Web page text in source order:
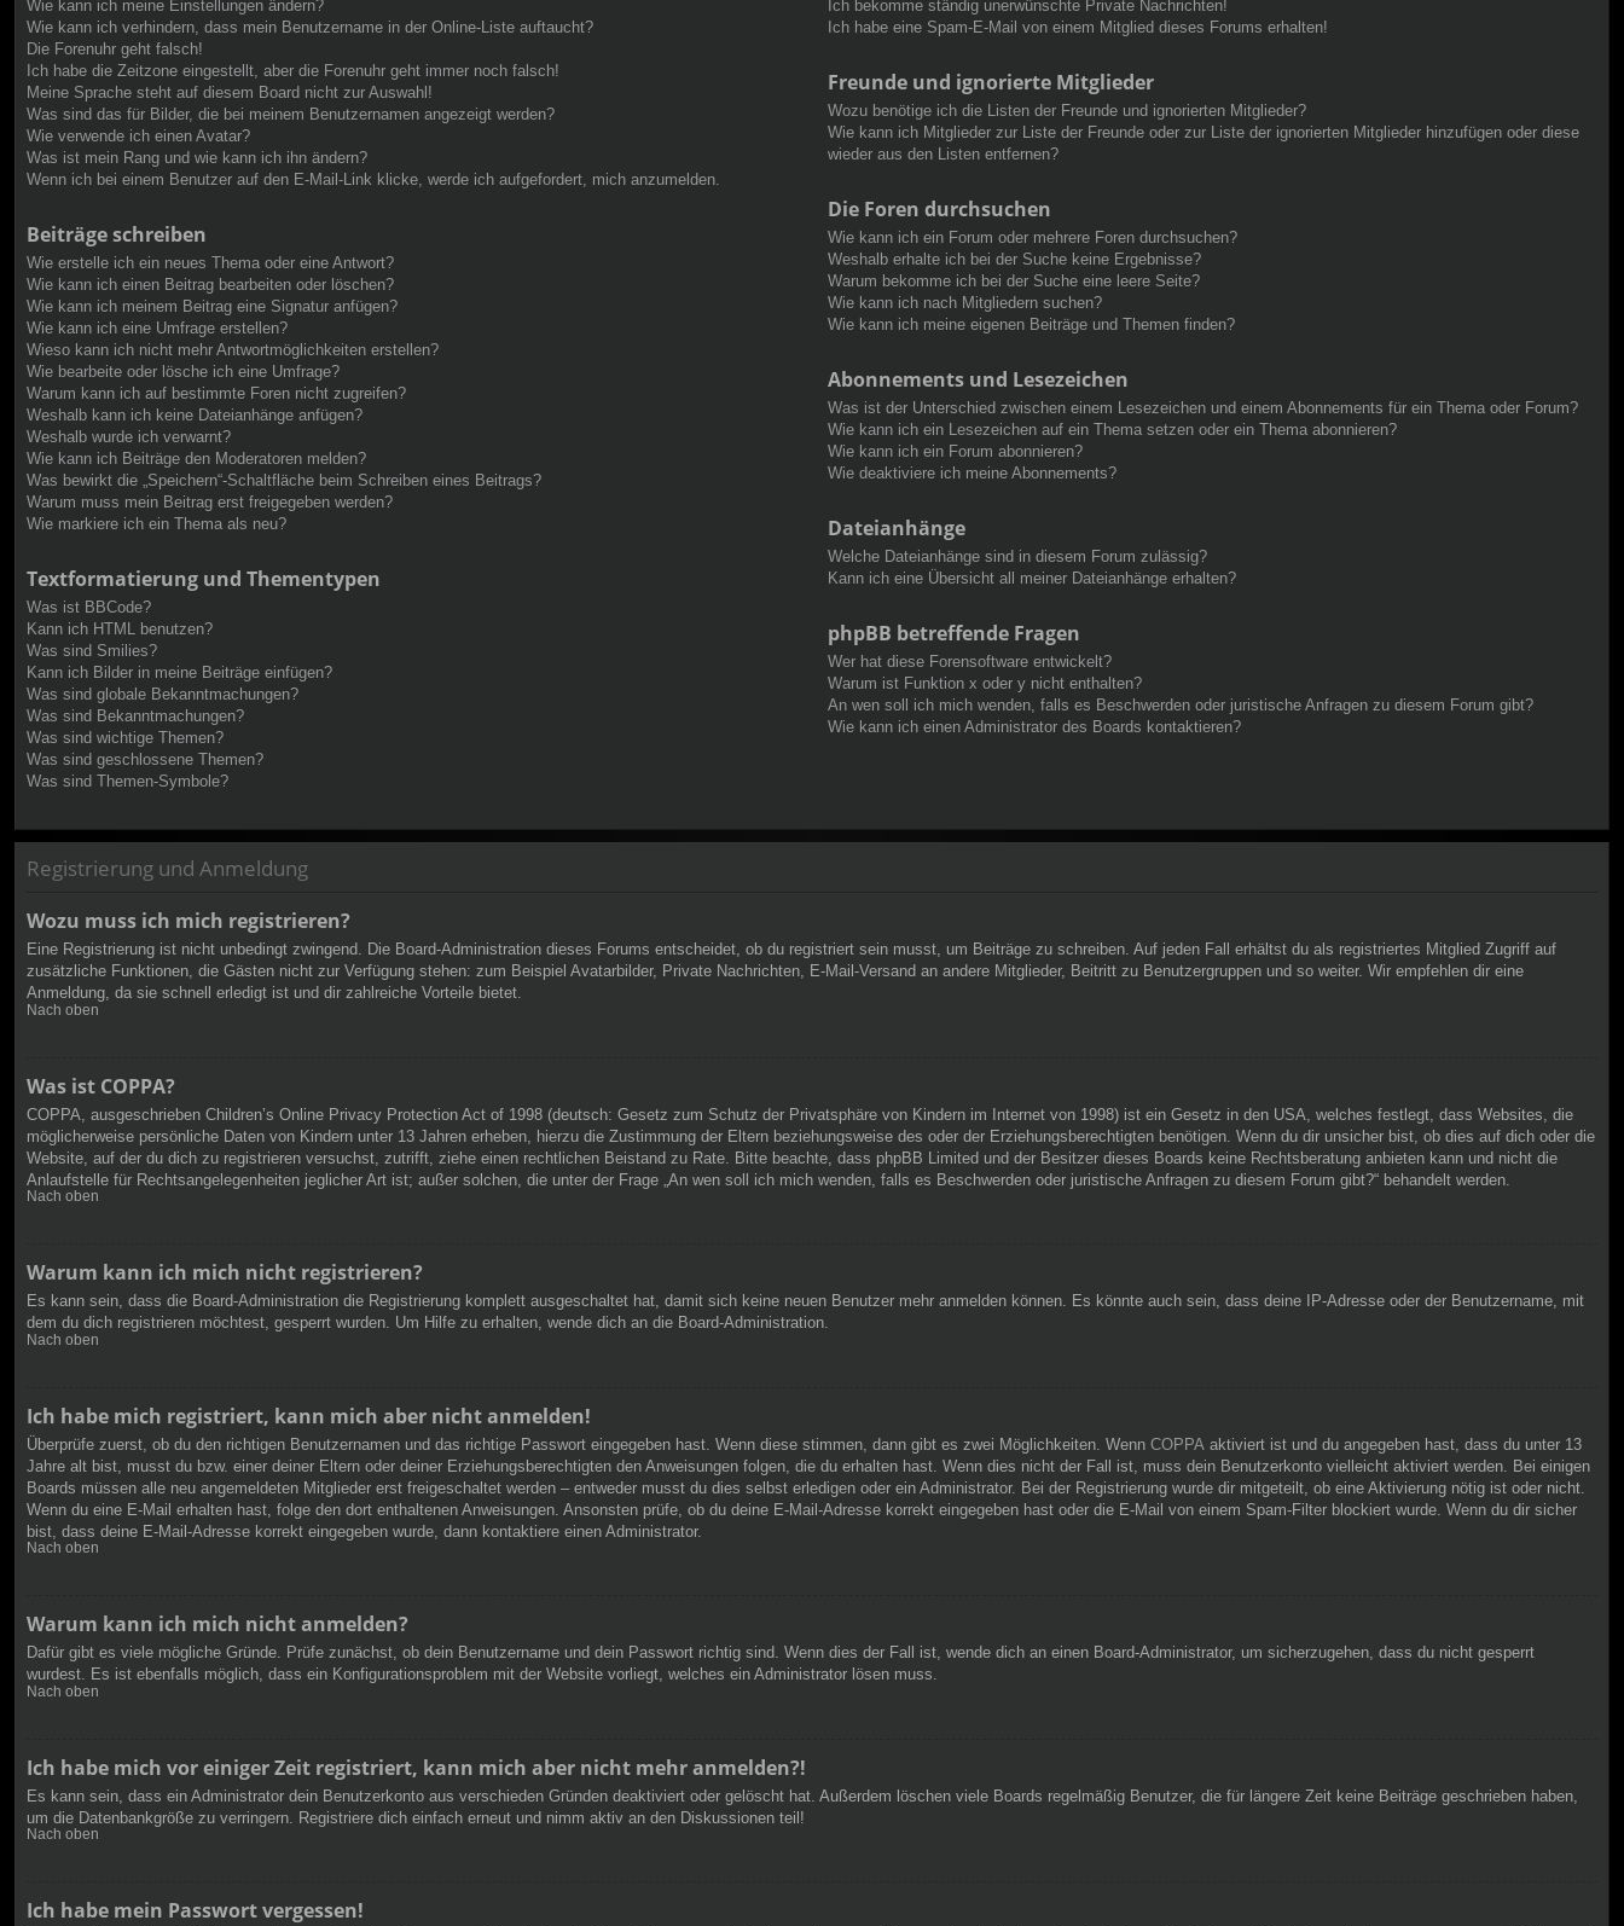
Wie kann ich meine Einstellungen ändern?
Wie kann ich verhindern, dass mein Benutzername in der Online-Liste auftaucht?
Die Forenuhr geht falsch!
Ich habe die Zeitzone eingestellt, aber die Forenuhr geht immer noch falsch!
Meine Sprache steht auf diesem Board nicht zur Auswahl!
Was sind das für Bilder, die bei meinem Benutzernamen angezeigt werden?
Wie verwende ich einen Avatar?
Was ist mein Rang und wie kann ich ihn ändern?
Wenn ich bei einem Benutzer auf den E-Mail-Link klicke, werde ich aufgefordert, mich anzumelden.
Beiträge schreiben
Wie erstelle ich ein neues Thema oder eine Antwort?
Wie kann ich einen Beitrag bearbeiten oder löschen?
Wie kann ich meinem Beitrag eine Signatur anfügen?
Wie kann ich eine Umfrage erstellen?
Wieso kann ich nicht mehr Antwortmöglichkeiten erstellen?
Wie bearbeite oder lösche ich eine Umfrage?
Warum kann ich auf bestimmte Foren nicht zugreifen?
Weshalb kann ich keine Dateianhänge anfügen?
Weshalb wurde ich verwarnt?
Wie kann ich Beiträge den Moderatoren melden?
Was bewirkt die „Speichern“-Schaltfläche beim Schreiben eines Beitrags?
Warum muss mein Beitrag erst freigegeben werden?
Wie markiere ich ein Thema als neu?
Textformatierung und Thementypen
Was ist BBCode?
Kann ich HTML benutzen?
Was sind Smilies?
Kann ich Bilder in meine Beiträge einfügen?
Was sind globale Bekanntmachungen?
Was sind Bekanntmachungen?
Was sind wichtige Themen?
Was sind geschlossene Themen?
Was sind Themen-Symbole?
Ich bekomme ständig unerwünschte Private Nachrichten!
Ich habe eine Spam-E-Mail von einem Mitglied dieses Forums erhalten!
Freunde und ignorierte Mitglieder
Wozu benötige ich die Listen der Freunde und ignorierten Mitglieder?
Wie kann ich Mitglieder zur Liste der Freunde oder zur Liste der ignorierten Mitglieder hinzufügen oder diese
wieder aus den Listen entfernen?
Die Foren durchsuchen
Wie kann ich ein Forum oder mehrere Foren durchsuchen?
Weshalb erhalte ich bei der Suche keine Ergebnisse?
Warum bekomme ich bei der Suche eine leere Seite?
Wie kann ich nach Mitgliedern suchen?
Wie kann ich meine eigenen Beiträge und Themen finden?
Abonnements und Lesezeichen
Was ist der Unterschied zwischen einem Lesezeichen und einem Abonnements für ein Thema oder Forum?
Wie kann ich ein Lesezeichen auf ein Thema setzen oder ein Thema abonnieren?
Wie kann ich ein Forum abonnieren?
Wie deaktiviere ich meine Abonnements?
Dateianhänge
Welche Dateianhänge sind in diesem Forum zulässig?
Kann ich eine Übersicht all meiner Dateianhänge erhalten?
phpBB betreffende Fragen
Wer hat diese Forensoftware entwickelt?
Warum ist Funktion x oder y nicht enthalten?
An wen soll ich mich wenden, falls es Beschwerden oder juristische Anfragen zu diesem Forum gibt?
Wie kann ich einen Administrator des Boards kontaktieren?
Registrierung und Anmeldung
Wozu muss ich mich registrieren?
Eine Registrierung ist nicht unbedingt zwingend. Die Board-Administration dieses Forums entscheidet, ob du registriert sein musst, um Beiträge zu schreiben. Auf jeden Fall erhältst du als registriertes Mitglied Zugriff auf
zusätzliche Funktionen, die Gästen nicht zur Verfügung stehen: zum Beispiel Avatarbilder, Private Nachrichten, E-Mail-Versand an andere Mitglieder, Beitritt zu Benutzergruppen und so weiter. Wir empfehlen dir eine
Anmeldung, da sie schnell erledigt ist und dir zahlreiche Vorteile bietet.
Nach oben
Was ist COPPA?
COPPA, ausgeschrieben Children’s Online Privacy Protection Act of 1998 (deutsch: Gesetz zum Schutz der Privatsphäre von Kindern im Internet von 1998) ist ein Gesetz in den USA, welches festlegt, dass Websites, die
möglicherweise persönliche Daten von Kindern unter 13 Jahren erheben, hierzu die Zustimmung der Eltern beziehungsweise des oder der Erziehungsberechtigten benötigen. Wenn du dir unsicher bist, ob dies auf dich oder die
Website, auf der du dich zu registrieren versuchst, zutrifft, ziehe einen rechtlichen Beistand zu Rate. Bitte beachte, dass phpBB Limited und der Besitzer dieses Boards keine Rechtsberatung anbieten kann und nicht die
Anlaufstelle für Rechtsangelegenheiten jeglicher Art ist; außer solchen, die unter der Frage „An wen soll ich mich wenden, falls es Beschwerden oder juristische Anfragen zu diesem Forum gibt?“ behandelt werden.
Nach oben
Warum kann ich mich nicht registrieren?
Es kann sein, dass die Board-Administration die Registrierung komplett ausgeschaltet hat, damit sich keine neuen Benutzer mehr anmelden können. Es könnte auch sein, dass deine IP-Adresse oder der Benutzername, mit
dem du dich registrieren möchtest, gesperrt wurden. Um Hilfe zu erhalten, wende dich an die Board-Administration.
Nach oben
Ich habe mich registriert, kann mich aber nicht anmelden!
Überprüfe zuerst, ob du den richtigen Benutzernamen und das richtige Passwort eingegeben hast. Wenn diese stimmen, dann gibt es zwei Möglichkeiten. Wenn COPPA aktiviert ist und du angegeben hast, dass du unter 13
Jahre alt bist, musst du bzw. einer deiner Eltern oder deiner Erziehungsberechtigten den Anweisungen folgen, die du erhalten hast. Wenn dies nicht der Fall ist, muss dein Benutzerkonto vielleicht aktiviert werden. Bei einigen
Boards müssen alle neu angemeldeten Mitglieder erst freigeschaltet werden – entweder musst du dies selbst erledigen oder ein Administrator. Bei der Registrierung wurde dir mitgeteilt, ob eine Aktivierung nötig ist oder nicht.
Wenn du eine E-Mail erhalten hast, folge den dort enthaltenen Anweisungen. Ansonsten prüfe, ob du deine E-Mail-Adresse korrekt eingegeben hast oder die E-Mail von einem Spam-Filter blockiert wurde. Wenn du dir sicher
bist, dass deine E-Mail-Adresse korrekt eingegeben wurde, dann kontaktiere einen Administrator.
Nach oben
Warum kann ich mich nicht anmelden?
Dafür gibt es viele mögliche Gründe. Prüfe zunächst, ob dein Benutzername und dein Passwort richtig sind. Wenn dies der Fall ist, wende dich an einen Board-Administrator, um sicherzugehen, dass du nicht gesperrt
wurdest. Es ist ebenfalls möglich, dass ein Konfigurationsproblem mit der Website vorliegt, welches ein Administrator lösen muss.
Nach oben
Ich habe mich vor einiger Zeit registriert, kann mich aber nicht mehr anmelden?!
Es kann sein, dass ein Administrator dein Benutzerkonto aus verschieden Gründen deaktiviert oder gelöscht hat. Außerdem löschen viele Boards regelmäßig Benutzer, die für längere Zeit keine Beiträge geschrieben haben,
um die Datenbankgröße zu verringern. Registriere dich einfach erneut und nimm aktiv an den Diskussionen teil!
Nach oben
Ich habe mein Passwort vergessen!